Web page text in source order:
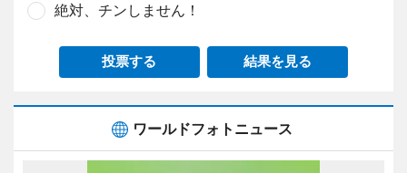
絶対、チンしません！
投票する 結果を見る
ワールドフォトニュース